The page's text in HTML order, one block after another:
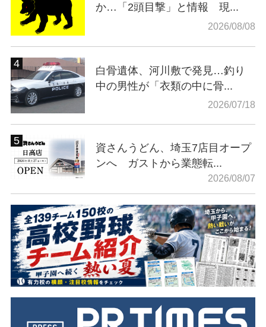
か…「2頭目撃」と情報 現...
2026/08/08
白骨遺体、河川敷で発見…釣り
中の男性が「衣類の中に骨...
2026/07/18
資さんうどん、埼玉7店目オープ
ンへ ガストから業態転...
2026/08/07